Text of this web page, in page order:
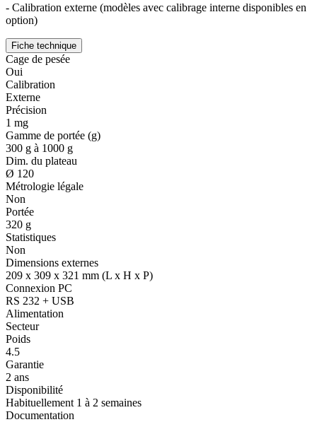
- Calibration externe (modèles avec calibrage interne disponibles en
option)
Fiche technique
Cage de pesée
Oui
Calibration
Externe
Précision
1 mg
Gamme de portée (g)
300 g à 1000 g
Dim. du plateau
Ø 120
Métrologie légale
Non
Portée
320 g
Statistiques
Non
Dimensions externes
209 x 309 x 321 mm (L x H x P)
Connexion PC
RS 232 + USB
Alimentation
Secteur
Poids
4.5
Garantie
2 ans
Disponibilité
Habituellement 1 à 2 semaines
Documentation